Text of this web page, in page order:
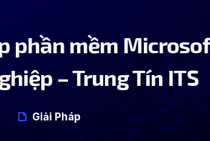
phần mềm
– Trung Tín ITS
Giải Pháp